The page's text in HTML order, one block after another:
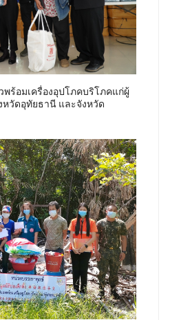
ร้อมเครื่องอุปโภคบริโภคแก่ผู้
วัดอุทัยธานี และจังหวัด